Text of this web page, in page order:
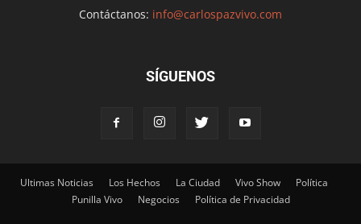
Contáctanos: info@carlospazvivo.com
SÍGUENOS
Ultimas Noticias Los Hechos La Ciudad Vivo Show
Política
Punilla Vivo
Negocios Política de Privacidad